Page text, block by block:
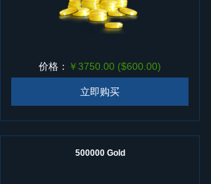
价格： ￥3750.00 ($600.00)
立即购买
500000 Gold